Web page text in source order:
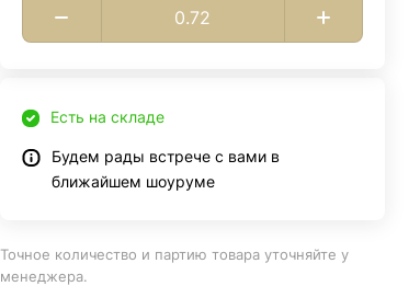
Есть на складе
Будем рады встрече с вами в
ближайшем шоуруме
Точное количество и партию товара уточняйте у
менеджера.